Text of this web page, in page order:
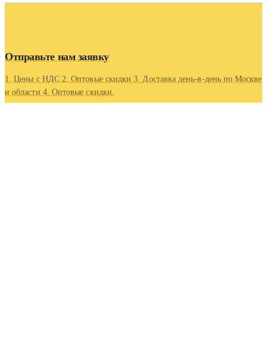
Отправьте нам заявку
1. Цены с НДС 2. Оптовые скидки 3. Доставка день-в-день по Москве
и области 4. Оптовые скидки.